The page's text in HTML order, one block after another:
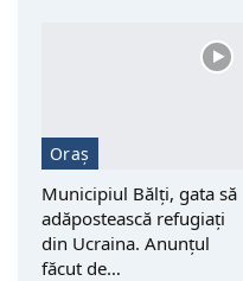
Oraș
Municipiul Bălți, gata să
adăpostească refugiați
din Ucraina. Anunțul
făcut de…